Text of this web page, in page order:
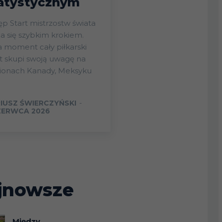
świata
się szybkim krokiem.
moment cały piłkarski
skupi swoją uwagę na
Kanady, Meksyku
ŚWIERCZYŃSKI -
2026